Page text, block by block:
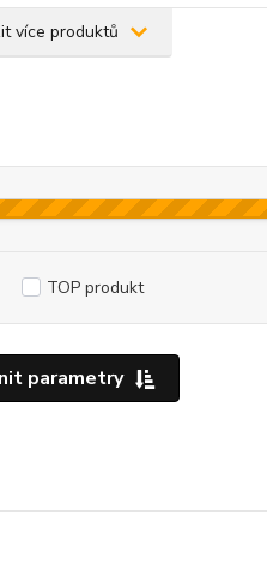
více produktů
parametry
TOP produkt